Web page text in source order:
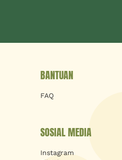
BANTUAN
FAQ
SOSIAL MEDIA
Instagram